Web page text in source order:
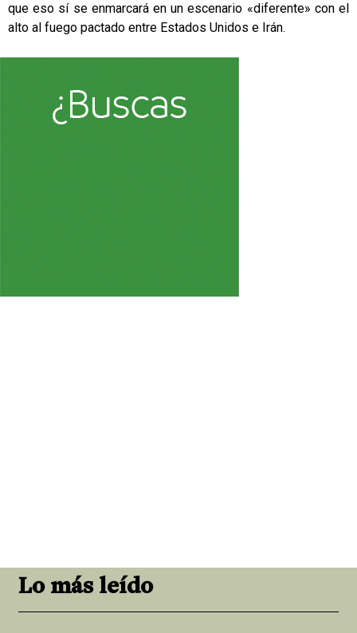
que eso sí se enmarcará en un escenario «diferente» con el
alto al fuego pactado entre Estados Unidos e Irán.
Lo más leído